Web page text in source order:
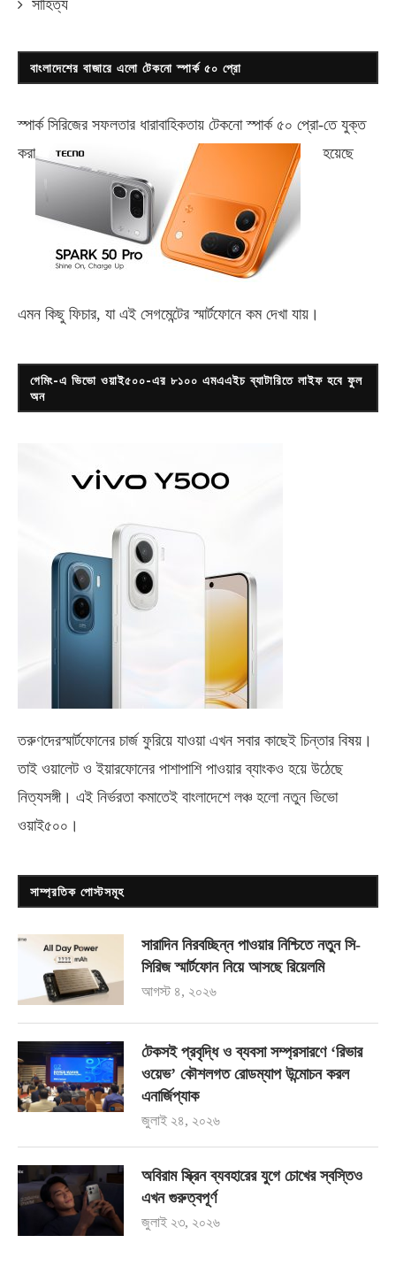
সাহিত্য
বাংলাদেশের বাজারে এলো টেকনো স্পার্ক ৫০ প্রো
স্পার্ক সিরিজের সফলতার ধারাবাহিকতায় টেকনোস্পার্ক ৫০ প্রো-তে যুক্ত
করা
হয়েছে
এমন কিছু ফিচার, যা এই সেগমেন্টের স্মার্টফোনে কম দেখা যায়।
গেমিং-এ ভিভো ওয়াই৫০০-এর ৮১০০ এমএএইচ ব্যাটারিতে লাইফ হবে ফুল
অন
তরুণদেরস্মার্টফোনের চার্জ ফুরিয়ে যাওয়া এখন সবার কাছেই চিন্তার বিষয়।
তাই ওয়ালেট ও ইয়ারফোনের পাশাপাশি পাওয়ার ব্যাংকও হয়ে উঠেছে
নিত্যসঙ্গী। এই নির্ভরতা কমাতেই বাংলাদেশে লঞ্চ হলো নতুন ভিভো
ওয়াই৫০০ ।
সাম্প্রতিক পোস্টসমূহ
সারাদিন নিরবচ্ছিন্ন পাওয়ার নিশ্চিতে নতুন সি-
সিরিজ স্মার্টফোন নিয়ে আসছে রিয়েলমি
আগস্ট ৪, ২০২৬
টেকসই প্রবৃদ্ধি ও ব্যবসা সম্প্রসারণে ‘রিভার
ওয়েভ’ কৌশলগত রোডম্যাপ উন্মোচন করল
এনার্জিপ্যাক
জুলাই ২৪, ২০২৬
অবিরাম স্ক্রিন ব্যবহারের যুগে চোখের স্বস্তিও
এখন গুরুত্বপূর্ণ
জুলাই ২৩, ২০২৬